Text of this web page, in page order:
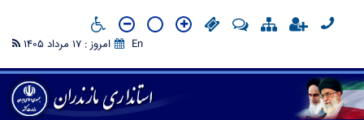
En امروز : 17 مرداد 1405